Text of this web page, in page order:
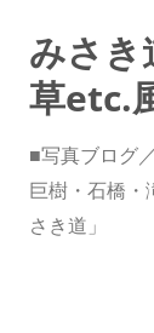
みさき
草etc.
■写真ブログ
巨樹・石橋・
さき道」